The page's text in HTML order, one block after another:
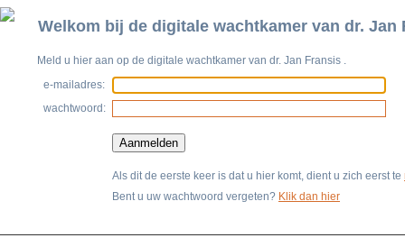
Welkom bij de digitale wachtkamer van dr. Jan
Meld u hier aan op de digitale wachtkamer van dr. Jan Fransis .
e-mailadres:
wachtwoord:
Als dit de eerste keer is dat u hier komt, dient u zich eerst te
Bent u uw wachtwoord vergeten? Klik dan hier